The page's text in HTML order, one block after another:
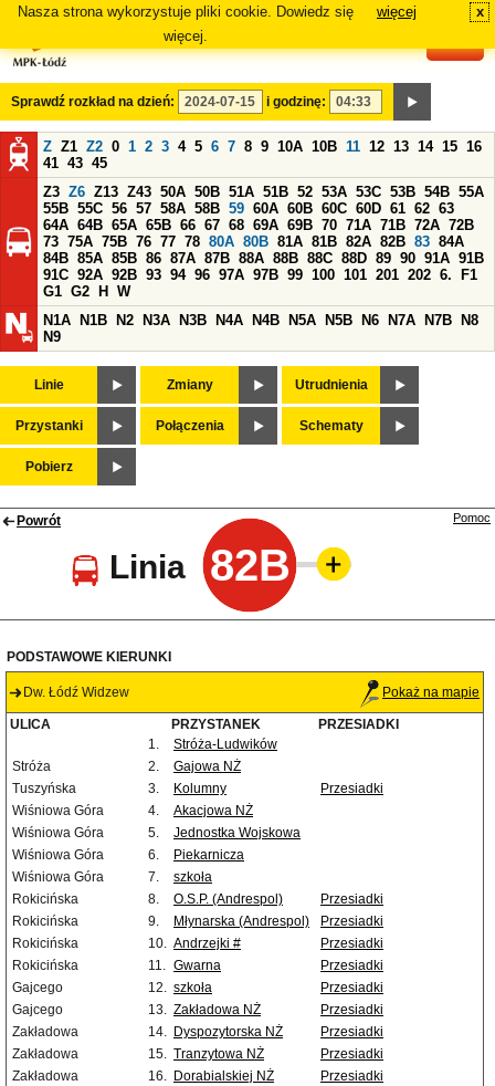
Nasza strona wykorzystuje pliki cookie. Dowiedz się
więcej.
więcej x
Sprawdź rozkład na dzień: i godzinę:
Z Z1 Z2 0 1 2 3 4 5 6 7 8 9 10A 10B 11 12 13 14 15 16
41 43 45
Z3 Z6 Z13 Z43 50A 50B 51A 51B 52 53A 53C 53B 54B 55A
55B 55C 56 57 58A 58B 59 60A 60B 60C 60D 61 62 63
64A 64B 65A 65B 66 67 68 69A 69B 70 71A 71B 72A 72B
73 75A 75B 76 77 78 80A 80B 81A 81B 82A 82B 83 84A
84B 85A 85B 86 87A 87B 88A 88B 88C 88D 89 90 91A 91B
91C 92A 92B 93 94 96 97A 97B 99 100 101 201 202 6.
F1
G1 G2 H
W
N1A
N1B N2 N3A N3B N4A N4B N5A N5B N6 N7A N7B
N8
N9
Linie Zmiany Utrudnienia
Przystanki Połączenia Schematy
Pobierz
Powrót
Linia 82B
Pomoc
PODSTAWOWE KIERUNKI
Dw. Łódź Widzew Pokaż na mapie
ULICA PRZYSTANEK
PRZESIADKI
1.
Stróża-Ludwików
Stróża
2.
Gajowa NŻ
Tuszyńska
3. Kolumny
Przesiadki
Wiśniowa Góra
4.
Akacjowa NŻ
Wiśniowa Góra
5.
Jednostka Wojskowa
Wiśniowa Góra
6.
Piekarnicza
Wiśniowa Góra
7.
szkoła
Rokicińska
8. O.S.P. (Andrespol)
Przesiadki
Rokicińska
9. Młynarska (Andrespol)
Przesiadki
Rokicińska
10. Andrzejki #
Przesiadki
Rokicińska
11. Gwarna
Przesiadki
Gajcego
12. szkoła
Przesiadki
Gajcego
13. Zakładowa NŻ
Przesiadki
Zakładowa
14. Dyspozytorska NŻ
Przesiadki
Zakładowa
15. Tranzytowa NŻ
Przesiadki
Zakładowa
16. Dorabialskiej NŻ
Przesiadki